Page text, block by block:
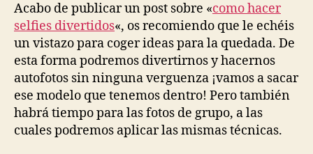
Acabo de publicar un post sobre «como hacer
selfies divertidos«, os recomiendo que le echéis
un vistazo para coger ideas para la quedada. De
esta forma podremos divertirnos y hacernos
autofotos sin ninguna verguenza ¡vamos a sacar
ese modelo que tenemos dentro! Pero también
habrá tiempo para las fotos de grupo, a las
cuales podremos aplicar las mismas técnicas.